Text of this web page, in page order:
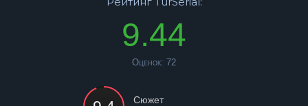
9.44
Оценок: 72
Сюжет